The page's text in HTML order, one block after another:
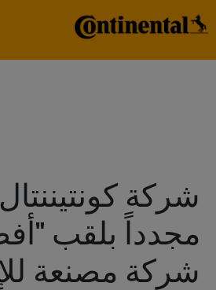
شركة
مجدداً بلقب
شركة مصنعة